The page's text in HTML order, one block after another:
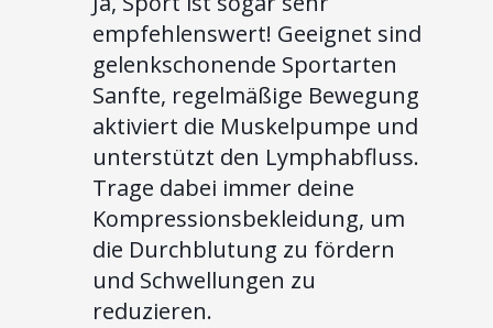
empfehlenswert! Geeignet sind
gelenkschonende Sportarten
Sanfte, regelmäßige Bewegung
aktiviert die Muskelpumpe und
unterstützt den Lymphabfluss.
Trage dabei immer deine
Kompressionsbekleidung, um
die Durchblutung zu fördern
und Schwellungen zu
reduzieren.